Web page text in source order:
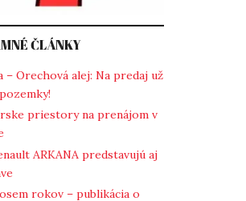
ČLÁNKY
– Orechová alej: Na predaj už
priestory na prenájom v
ARKANA predstavujú aj
rokov – publikácia o